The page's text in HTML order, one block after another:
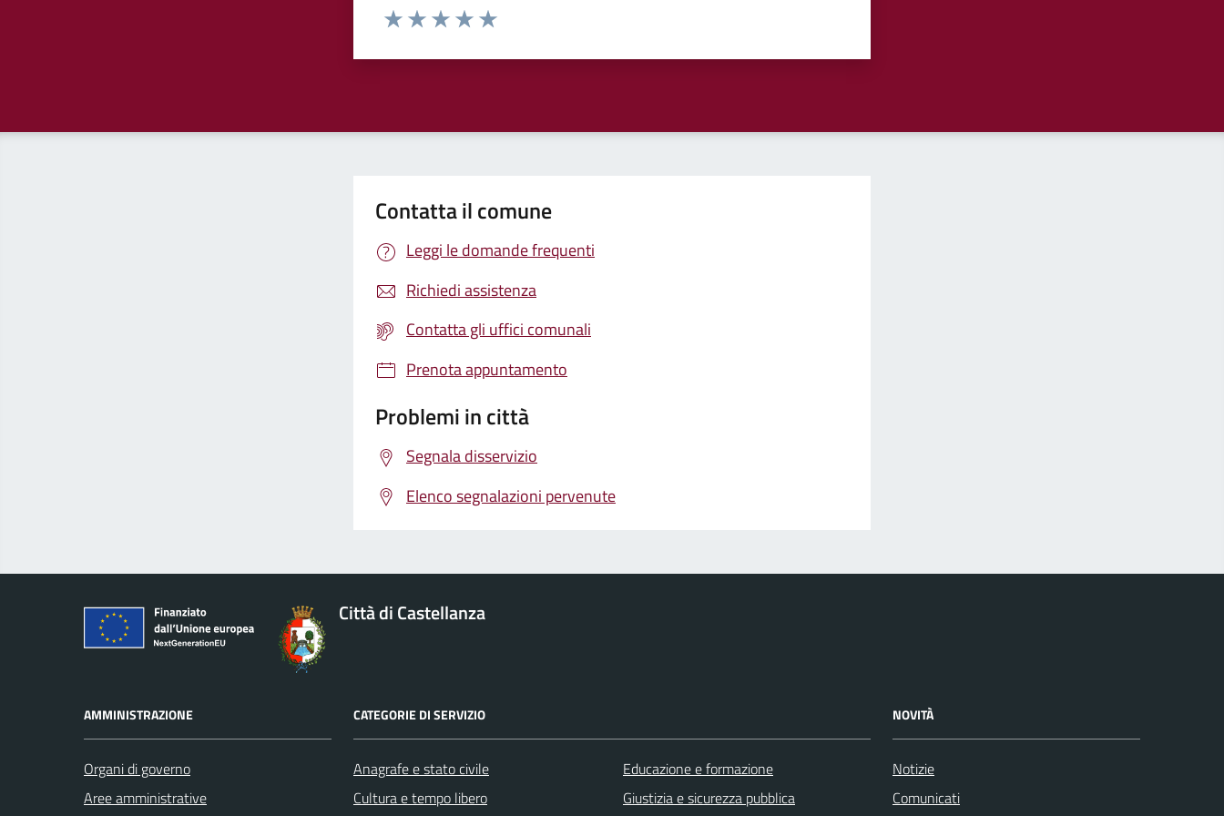
Valuta da 1 a 5 stelle la pagina
Contatta il comune
Leggi le domande frequenti
Richiedi assistenza
Contatta gli uffici comunali
Prenota appuntamento
Problemi in città
Segnala disservizio
Elenco segnalazioni pervenute
Città di Castellanza
AMMINISTRAZIONE
Organi di governo
Aree amministrative
CATEGORIE DI SERVIZIO
Anagrafe e stato civile
Cultura e tempo libero
Educazione e formazione
Giustizia e sicurezza pubblica
NOVITÀ
Notizie
Comunicati